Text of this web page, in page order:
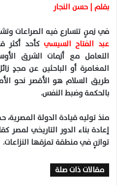
و
ا
بقلم | حسن النجار
في زمنٍ تتسارع فيه الصراعات
عبد الفتاح السيسي كأحد أكثر
التعامل مع أزمات الشرق
المغامرة أو الباحثين عن مجدٍ
طريق السلام هو الأقصر نحو
بالحكمة وضبط النفس.
منذ توليه قيادة الدولة
إعادة بناء الدور التاريخي لمصر
توازنٍ في منطقة تمزقها النزاعات.
مقالات ذات صلة